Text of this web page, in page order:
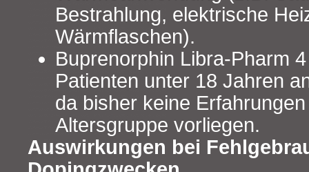
Bestrahlung, elektrische
Wärmflaschen).
Buprenorphin Libra-Pharm
Patienten unter 18 Jahren
da bisher keine
Altersgruppe vorliegen.
Auswirkungen bei